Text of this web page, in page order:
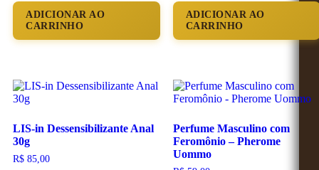
ADICIONAR AO
CARRINHO
ADICIONAR AO
CARRINHO
LIS-in Dessensibilizante Anal
30g
R$ 85,00
Perfume Masculino com
Feromônio – Pherome
Uommo